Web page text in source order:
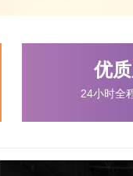
24小时全
优